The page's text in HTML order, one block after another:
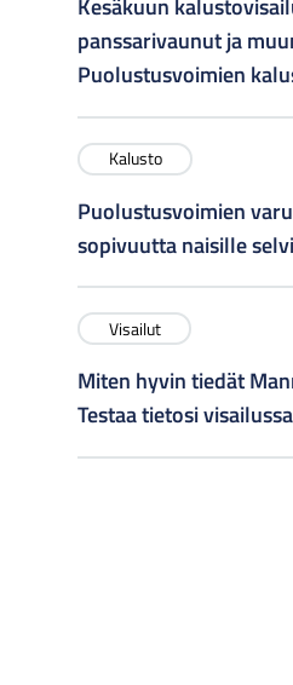
Kesäkuun
panssarivaunut ja
Puolustusvoimien
Kalusto
Puolustusvoimien
sopivuutta naisille
Visailut
Miten hyvin tiedät
Testaa tietosi visailussa